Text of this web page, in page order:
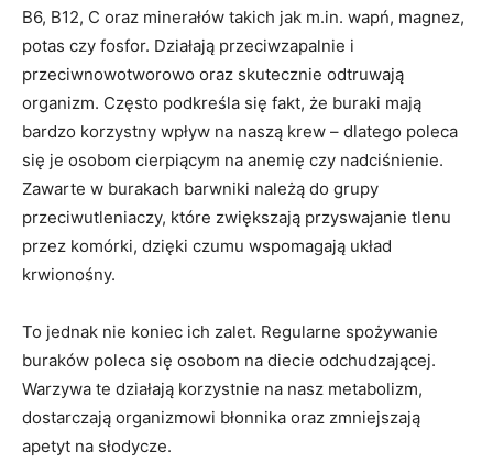
B6, B12, C oraz minerałów takich jak m.in. wapń, magnez,
potas czy fosfor. Działają przeciwzapalnie i
przeciwnowotworowo oraz skutecznie odtruwają
organizm. Często podkreśla się fakt, że buraki mają
bardzo korzystny wpływ na naszą krew – dlatego poleca
się je osobom cierpiącym na anemię czy nadciśnienie.
Zawarte w burakach barwniki należą do grupy
przeciwutleniaczy, które zwiększają przyswajanie tlenu
przez komórki, dzięki czumu wspomagają układ
krwionośny.
To jednak nie koniec ich zalet. Regularne spożywanie
buraków poleca się osobom na diecie odchudzającej.
Warzywa te działają korzystnie na nasz metabolizm,
dostarczają organizmowi błonnika oraz zmniejszają
apetyt na słodycze.